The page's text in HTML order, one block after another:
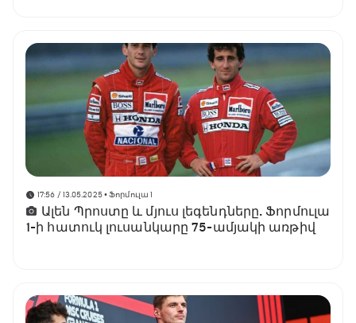
17:56 / 13.05.2025• Ֆորմուլա 1
Ալեն Պրոստը և մյուս լեգենդները. Ֆորմուլա
1-ի հատուկ լուսանկարը 75-ամյակի առթիվ